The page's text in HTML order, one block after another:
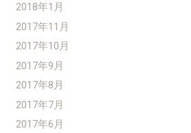
2018年1月
2017年11月
2017年10月
2017年9月
2017年8月
2017年7月
2017年6月